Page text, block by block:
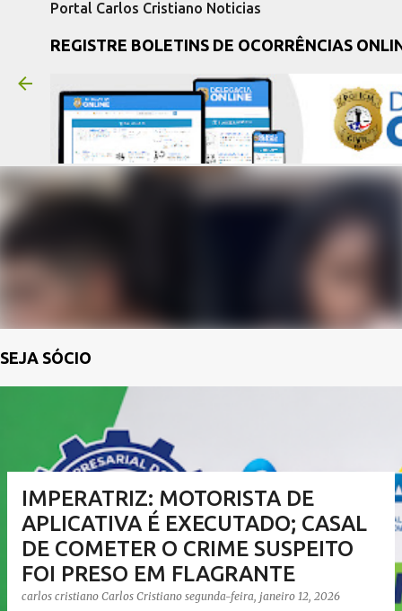
Portal Carlos Cristiano Noticias
REGISTRE BOLETINS DE OCORRÊNCIAS
SEJA SÓCIO
IMPERATRIZ: MOTORISTA DE
APLICATIVA É EXECUTADO; CASAL
DE COMETER O CRIME SUSPEITO
FOI PRESO EM FLAGRANTE
carlos cristiano Carlos Cristiano segunda-feira, janeiro 12, 2026